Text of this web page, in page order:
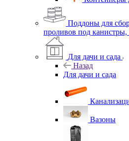
Поддоны для
проливов под
Для дачи и сада
Назад
Для дачи и сада
Вазоны